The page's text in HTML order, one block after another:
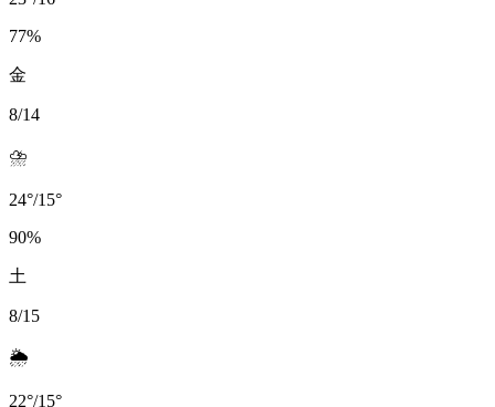
77%
金
8/14
⛈️
24°/15°
90%
土
8/15
🌦️
22°/15°